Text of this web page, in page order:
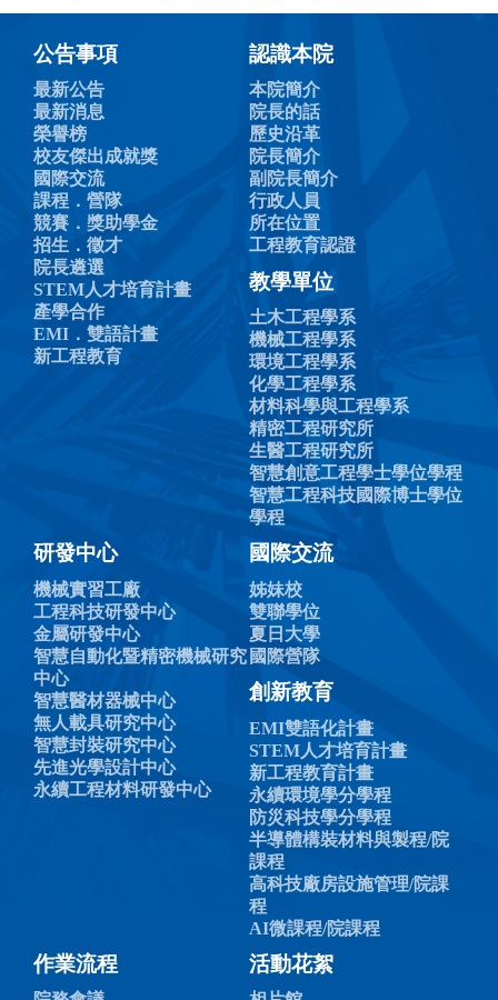
公告事項
最新公告
最新消息
榮譽榜
校友傑出成就獎
國際交流
課程．營隊
競賽．獎助學金
招生．徵才
院長遴選
STEM人才培育計畫
產學合作
EMI．雙語計畫
新工程教育
認識本院
本院簡介
院長的話
歷史沿革
院長簡介
副院長簡介
行政人員
所在位置
工程教育認證
教學單位
土木工程學系
機械工程學系
環境工程學系
化學工程學系
材料科學與工程學系
精密工程研究所
生醫工程研究所
智慧創意工程學士學位學程
智慧工程科技國際博士學位
學程
研發中心
機械實習工廠
工程科技研發中心
金屬研發中心
智慧自動化暨精密機械研究
中心
智慧醫材器械中心
無人載具研究中心
智慧封裝研究中心
先進光學設計中心
永續工程材料研發中心
國際交流
姊妹校
雙聯學位
夏日大學
國際營隊
創新教育
EMI雙語化計畫
STEM人才培育計畫
新工程教育計畫
永續環境學分學程
防災科技學分學程
半導體構裝材料與製程/院
課程
高科技廠房設施管理/院課
程
AI微課程/院課程
作業流程 活動花絮